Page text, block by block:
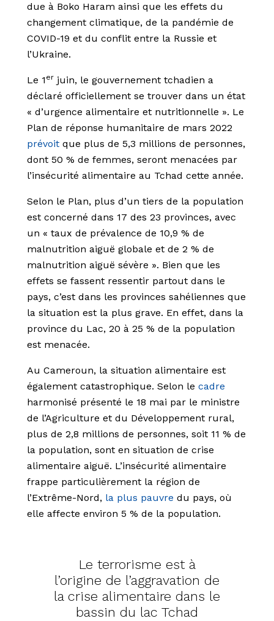
due à Boko Haram ainsi que les effets du
changement climatique, de la pandémie de
COVID-19 et du conflit entre la Russie et
l’Ukraine.
Le 1 er juin, le gouvernement tchadien a
déclaré officiellement se trouver dans un état
« d’urgence alimentaire et nutritionnelle ». Le
Plan de réponse humanitaire de mars 2022
prévoit que plus de 5,3 millions de personnes,
dont 50 % de femmes, seront menacées par
l’insécurité alimentaire au Tchad cette année.
Selon le Plan, plus d’un tiers de la population
est concerné dans 17 des 23 provinces, avec
un « taux de prévalence de 10,9 % de
malnutrition aiguë globale et de 2 % de
malnutrition aiguë sévère ». Bien que les
effets se fassent ressentir partout dans le
pays, c’est dans les provinces sahéliennes que
la situation est la plus grave. En effet, dans la
province du Lac, 20 à 25 % de la population
est menacée.
Au Cameroun, la situation alimentaire est
également catastrophique. Selon le cadre
harmonisé présenté le 18 mai par le ministre
de l’Agriculture et du Développement rural,
plus de 2,8 millions de personnes, soit 11 % de
la population, sont en situation de crise
alimentaire aiguë. L’insécurité alimentaire
frappe particulièrement la région de
l’Extrême-Nord, la plus pauvre du pays, où
elle affecte environ 5 % de la population.
Le terrorisme est à
l’origine de l’aggravation de
la crise alimentaire dans le
bassin du lac Tchad